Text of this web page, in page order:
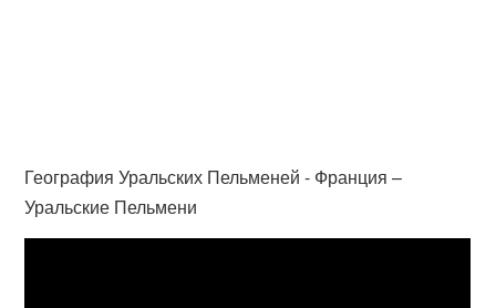
География Уральских Пельменей - Франция –
Уральские Пельмени